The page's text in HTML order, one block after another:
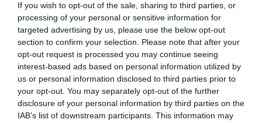
If you wish to opt-out of the sale, sharing to third parties, or
processing of your personal or sensitive information for
targeted advertising by us, please use the below opt-out
section to confirm your selection. Please note that after your
opt-out request is processed you may continue seeing
interest-based ads based on personal information utilized by
us or personal information disclosed to third parties prior to
your opt-out. You may separately opt-out of the further
disclosure of your personal information by third parties on the
IAB’s list of downstream participants. This information may
Októberben jön a Fiat 124 Spider Abarth
változata